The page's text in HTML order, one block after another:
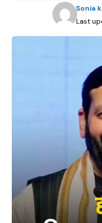
Last
Sonia